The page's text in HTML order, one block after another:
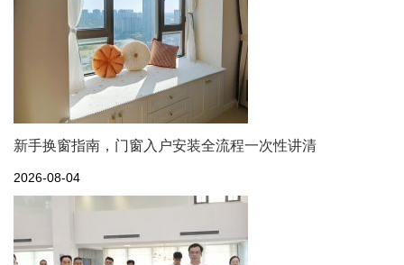
新手换窗指南，门窗入户安装全流程一次性讲清
2026-08-04